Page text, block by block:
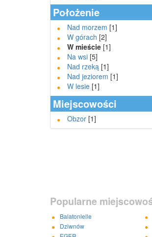
Położenie
Nad morzem [1]
W górach [2]
W mieście [1]
Na wsi [5]
Nad rzeką [1]
Nad jeziorem [1]
W lesie [1]
Miejscowości
Obzor [1]
Popularne
Balatonlelle
Dziwnów